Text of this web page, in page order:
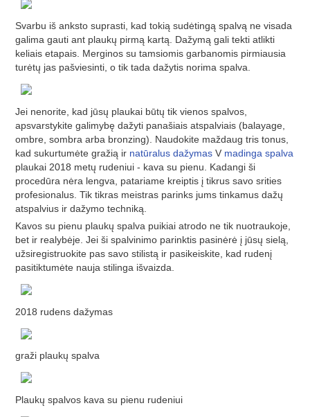
Svarbu iš anksto suprasti, kad tokią sudėtingą spalvą ne visada
galima gauti ant plaukų pirmą kartą. Dažymą gali tekti atlikti
keliais etapais. Merginos su tamsiomis garbanomis pirmiausia
turėtų jas pašviesinti, o tik tada dažytis norima spalva.
Jei nenorite, kad jūsų plaukai būtų tik vienos spalvos,
apsvarstykite galimybę dažyti panašiais atspalviais (balayage,
ombre, sombra arba bronzing). Naudokite maždaug tris tonus,
kad sukurtumėte gražią ir natūralus dažymas V madinga spalva
plaukai 2018 metų rudeniui - kava su pienu. Kadangi ši
procedūra nėra lengva, patariame kreiptis į tikrus savo srities
profesionalus. Tik tikras meistras parinks jums tinkamus dažų
atspalvius ir dažymo techniką.
Kavos su pienu plaukų spalva puikiai atrodo ne tik nuotraukoje,
bet ir realybėje. Jei ši spalvinimo parinktis pasinėrė į jūsų sielą,
užsiregistruokite pas savo stilistą ir pasikeiskite, kad rudenį
pasitiktumėte nauja stilinga išvaizda.
2018 rudens dažymas
graži plaukų spalva
Plaukų spalvos kava su pienu rudeniui